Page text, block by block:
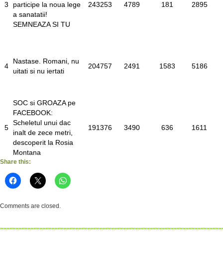
3
participe la noua lege
a sanatatii!
SEMNEAZA SI TU
243253 4789 181 2895
4
Nastase. Romani, nu
uitati si nu iertati
204757 2491 1583 5186
5
SOC si GROAZA pe
FACEBOOK:
Scheletul unui dac
inalt de zece metri,
descoperit la Rosia
Montana
191376 3490 636 1611
Share this:
Comments are closed.